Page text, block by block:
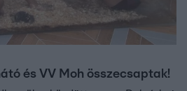
és VV Moh összecsaptak!